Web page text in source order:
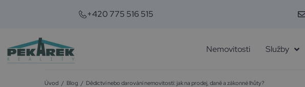
+420 775 516 515
Nemovitosti Služby
Úvod / Blog / Dědictví nebo darování nemovitosti: jak na prodej, daně a zákonné lhůty?